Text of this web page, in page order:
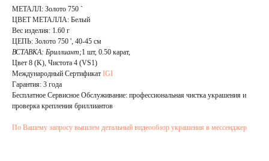
МЕТАЛЛ: Золото 750 `
ЦВЕТ МЕТАЛЛА: Белый
Вес изделия: 1.60 г
ЦЕПЬ: Золото 750 ', 40-45 см
ВСТАВКА: Бриллиант;1 шт, 0.50 карат,
Цвет 8 (K), Чистота 4 (VS1)
Международный Сертификат IGI
Гарантия: 3 года
Бесплатное Сервисное Обслуживание: профессиональная чистка украшения и
проверка крепления бриллиантов
По Вашему запросу вышлем детальный видеообзор украшения в мессенджер